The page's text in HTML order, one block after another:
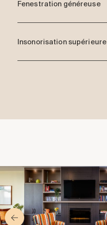
Fenestration généreuse
Insonorisation supérieure